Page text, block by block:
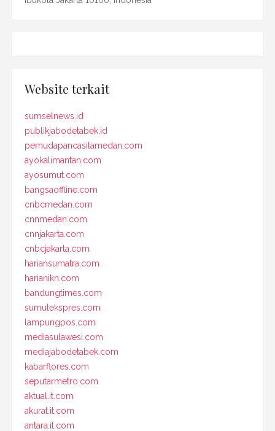
Website terkait
sumselnews.id
publikjabodetabek.id
pemudapancasilamedan.com
ayokalimantan.com
ayosumut.com
bangsaoffline.com
cnbcmedan.com
cnnmedan.com
cnnjakarta.com
cnbcjakarta.com
hariansumatra.com
harianikn.com
bandungtimes.com
sumutekspres.com
lampungpos.com
mediasulawesi.com
mediajabodetabek.com
kabarflores.com
seputarmetro.com
aktual.it.com
akurat.it.com
antara.it.com